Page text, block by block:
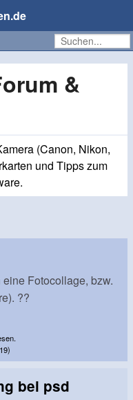
&
(Canon, Nikon,
und Tipps zum
Fotocollage, bzw.
??
bei psd